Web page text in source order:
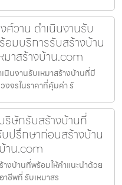
วาน ดำเนินงานรับ
อมบริการรับสร้างบ้าน
มาสร้างบ้าน.com
นงานรับเหมาสร้างบ้านที่มี
จรในราคาที่คุ้มค่า รั
ริษัทรับสร้างบ้านที่
ปรึกษาก่อนสร้างบ้าน
าน.com
งบ้านที่พร้อมให้คำแนะนำด้วย
ชีพที่ รับเหมาสร